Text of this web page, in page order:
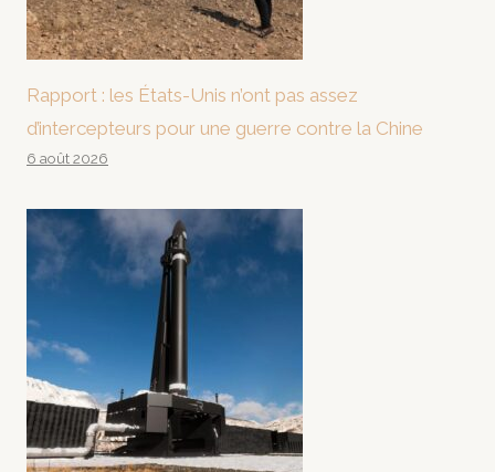
Rapport : les États-Unis n’ont pas assez
d’intercepteurs pour une guerre contre la Chine
6 août 2026